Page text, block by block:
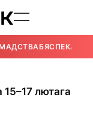
БЯСПЕКА
15–17 лютага